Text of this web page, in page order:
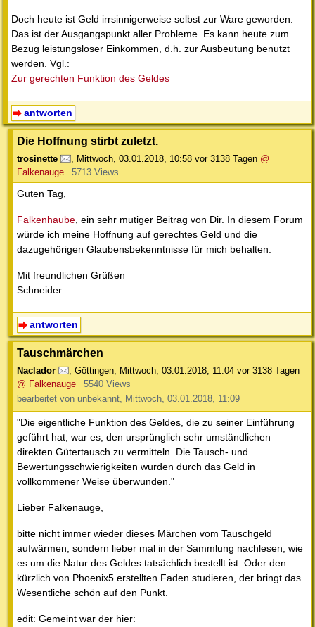
Doch heute ist Geld irrsinnigerweise selbst zur Ware geworden.
Das ist der Ausgangspunkt aller Probleme. Es kann heute zum
Bezug leistungsloser Einkommen, d.h. zur Ausbeutung benutzt
werden. Vgl.:
Zur gerechten Funktion des Geldes
antworten
Die Hoffnung stirbt zuletzt.
trosinette , Mittwoch, 03.01.2018, 10:58 vor 3138 Tagen @
Falkenauge
5713 Views
Guten Tag,
Falkenhaube, ein sehr mutiger Beitrag von Dir. In diesem Forum
würde ich meine Hoffnung auf gerechtes Geld und die
dazugehörigen Glaubensbekenntnisse für mich behalten.
Mit freundlichen Grüßen
Schneider
antworten
Tauschmärchen
Naclador , Göttingen, Mittwoch, 03.01.2018, 11:04 vor 3138 Tagen
@ Falkenauge
5540 Views
bearbeitet von unbekannt, Mittwoch, 03.01.2018, 11:09
"Die eigentliche Funktion des Geldes, die zu seiner Einführung
geführt hat, war es, den ursprünglich sehr umständlichen
direkten Gütertausch zu vermitteln. Die Tausch- und
Bewertungsschwierigkeiten wurden durch das Geld in
vollkommener Weise überwunden."
Lieber Falkenauge,
bitte nicht immer wieder dieses Märchen vom Tauschgeld
aufwärmen, sondern lieber mal in der Sammlung nachlesen, wie
es um die Natur des Geldes tatsächlich bestellt ist. Oder den
kürzlich von Phoenix5 erstellten Faden studieren, der bringt das
Wesentliche schön auf den Punkt.
edit: Gemeint war der hier: